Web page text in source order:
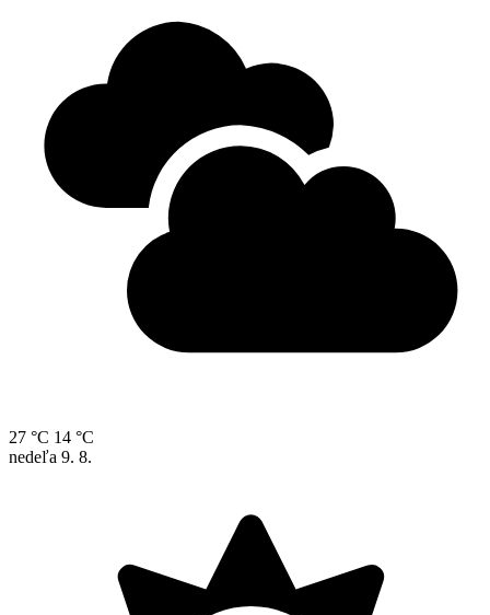
27 °C 14 °C
nedeľa 9. 8.